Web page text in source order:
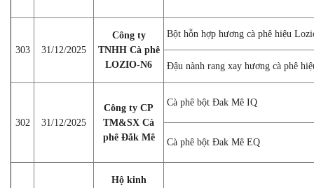
303 31/12/2025
Công ty
TNHH Cà phê
LOZIO-N6
Bột hỗn hợp hương cà phê hiệu
Đậu nành rang xay hương cà phê
302 31/12/2025
Công ty CP
TM&SX Cà
phê Đắk Mê
Cà phê bột Đak Mê IQ
Cà phê bột Đak Mê EQ
Hộ kinh